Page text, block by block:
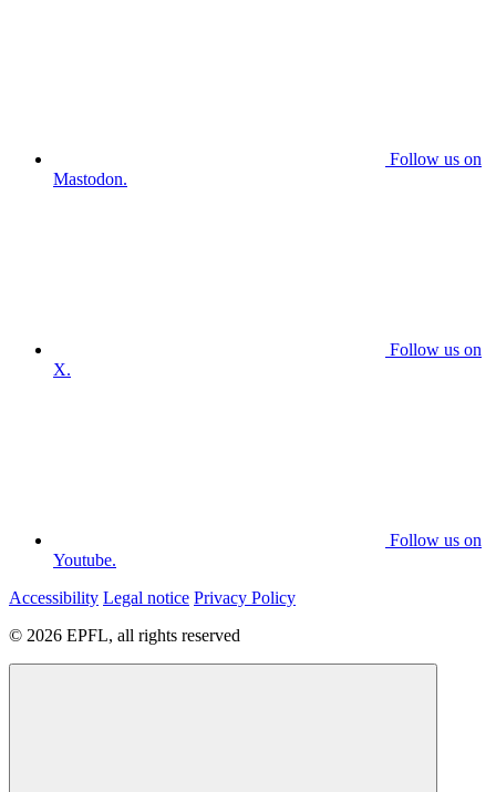
Follow us on
Mastodon.
Follow us on
X.
Follow us on
Youtube.
Accessibility Legal notice Privacy Policy
© 2026 EPFL, all rights reserved